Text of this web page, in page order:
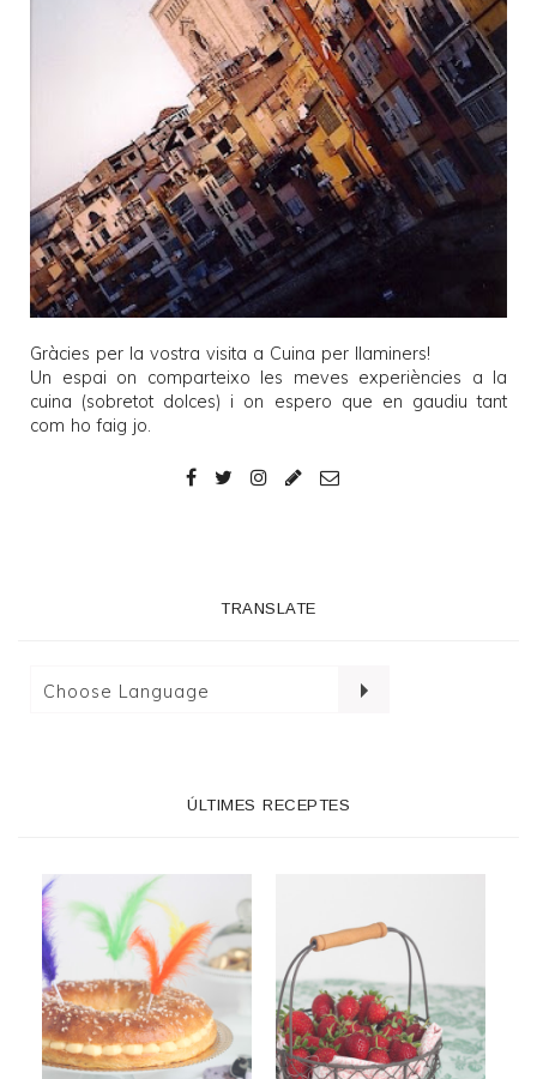
Gràcies per la vostra visita a Cuina per llaminers!
Un espai on comparteixo les meves experiències a la
cuina (sobretot dolces) i on espero que en gaudiu tant
com ho faig jo.
TRANSLATE
ÚLTIMES RECEPTES